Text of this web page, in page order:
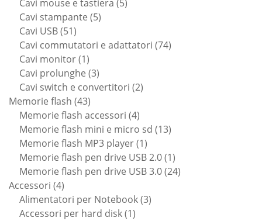
Cavi mouse e tastiera 5
Cavi stampante 55
Cavi USB 5151
prodotti
Cavi commutatori e adattatori 7474
Cavi monitor 11
prodotto
Cavi prolunghe 33
prodotti
Cavi switch e convertitori 22
Memorie flash 4343
prodotti
Memorie flash accessori 44
prodotti
Memorie flash mini e micro sd 1313
Memorie flash MP3 player 11
prodotto
Memorie flash pen drive USB 2.0 11
prodotto
Memorie flash pen drive USB 3.0 2424
Accessori 44
prodotti
Alimentatori per Notebook 33
Accessori per hard disk 11